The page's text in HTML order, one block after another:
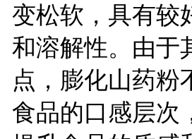
变松软，具有较
和溶解性。由于
点，膨化山药粉
食品的口感层次